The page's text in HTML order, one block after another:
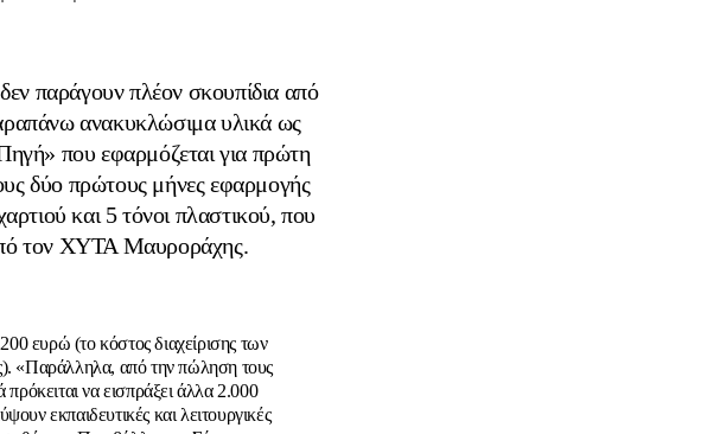
παράγουν πλέον σκουπίδια από
ανακυκλώσιμα υλικά ως
που εφαρμόζεται για πρώτη
δύο πρώτους μήνες εφαρμογής
και 5 τόνοι πλαστικού, που
από τον ΧΥΤΑ Μαυροράχης.
ευρώ (το κόστος διαχείρισης των
«Παράλληλα, από την πώληση τους
να εισπράξει άλλα 2.000
εκπαιδευτικές και λειτουργικές